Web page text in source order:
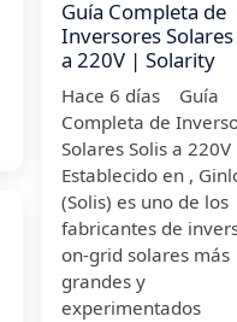
Guía Completa de
Inversores Solares
a 220V | Solarity
Hace 6 días Guía
Completa de
Solares Solis a 220V
Establecido en ,
(Solis) es uno de los
fabricantes de
on-grid solares más
grandes y
experimentados